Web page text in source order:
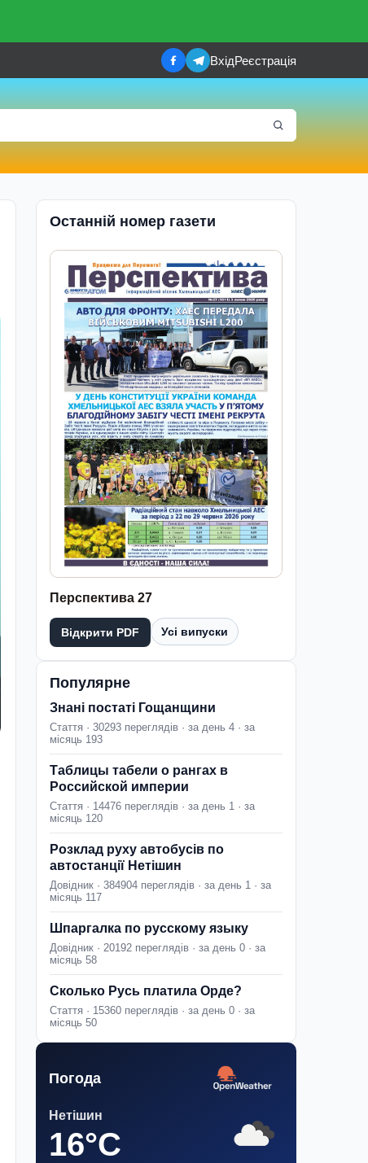
ВхідРеєстрація
Останній номер газети
Перспектива 27
Відкрити PDF Усі випуски
Популярне
Знані постаті Гощанщини
Стаття · 30293 переглядів · за день 4 · за
місяць 193
Таблицы табели о рангах в
Российской империи
Стаття · 14476 переглядів · за день 1 · за
місяць 120
Розклад руху автобусів по
автостанції Нетішин
Довідник · 384904 переглядів · за день 1 · за
місяць 117
Шпаргалка по русскому языку
Довідник · 20192 переглядів · за день 0 · за
місяць 58
Сколько Русь платила Орде?
Стаття · 15360 переглядів · за день 0 · за
місяць 50
Погода
Нетішин
16°C